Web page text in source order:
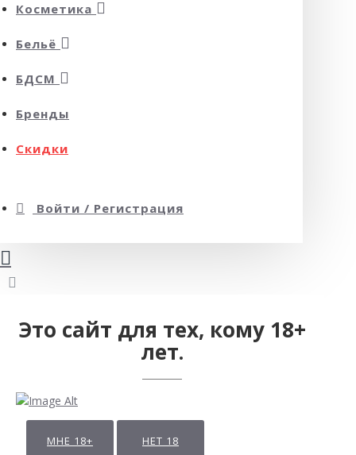
Косметика
Бельё
БДСМ
Бренды
Скидки
Войти / Регистрация
Это сайт для тех, кому 18+
лет.
МНЕ 18+ НЕТ 18